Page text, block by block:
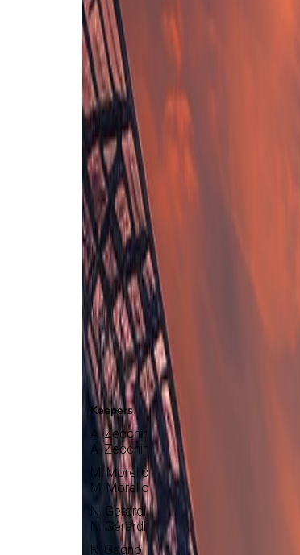
Opstelling nog niet bekend
Novara
LR Vicenza
Selectie
Keepers
A. Zecchin
A. Zecchin
M. Morello
M. Morello
N. Gerardi
N. Gerardi
R. Gagno